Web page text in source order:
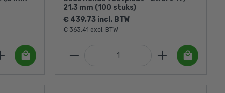
21,3 mm (100 stuks)
€ 439,73 incl. BTW
€ 363,41 excl. BTW